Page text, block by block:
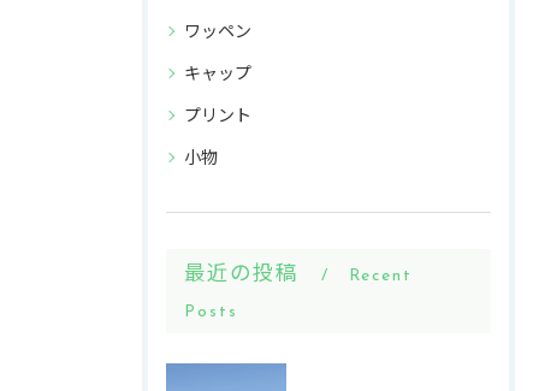
ワッペン
キャップ
プリント
小物
最近の投稿 Recent
Posts